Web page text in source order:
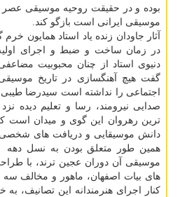
بوده و در حقیقت روحیه موسیقی عصر
موسیقی ایرانی است بازگو کند.
آثار جاودان زنده یاد استاد همایون
در زمان ساخت و ضبط و اجرای
دنیوی استاد از چنان محبوبیت
گفت هیچ آهنگسازی در تاریخ
اجتماعی را نداشته است سیدرضا طیبی
صدایی نیرومند، رسا و تعلیم دیده
ترین رهروان این گوی و میدان است که
دانش موسیقایی و دریافت های
موسیقی آن دوران عجین ترند، با
های بیات اصفهان، ماهور و مخالف سه
کنار اجرای هنرمندانه این تصانیف، به